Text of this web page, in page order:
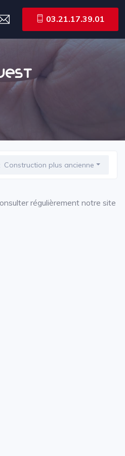
03.21.17.39.01
Construction plus ancienne
régulièrement notre site